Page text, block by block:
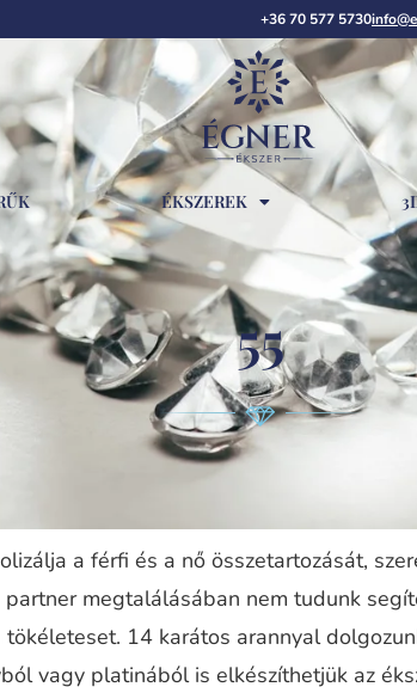
+36 70 577 5730
ÉKSZEREK
55
a férfi és a nő összetartozását,
megtalálásában nem tudunk
14 karátos arannyal
vagy platinából is elkészíthetjük az